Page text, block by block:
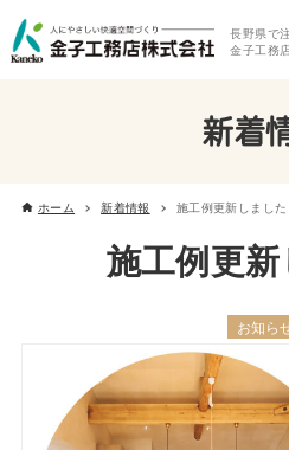
長野県で
金子工務
新着
ホーム 新着情報 施工例更新しました
施工例更
お知ら